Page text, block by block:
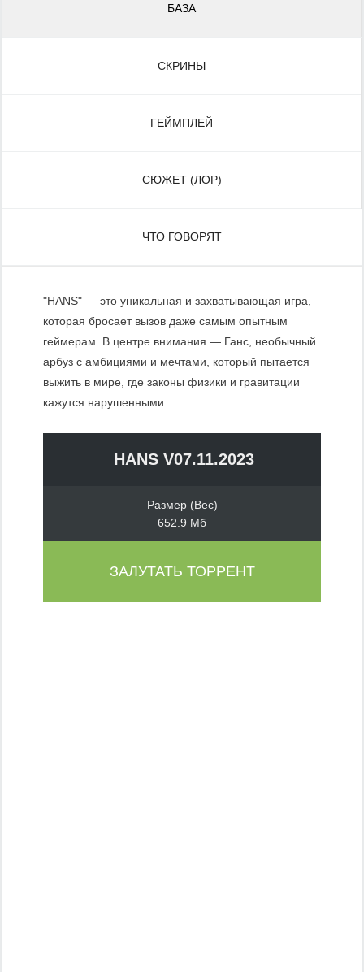
БАЗА
СКРИНЫ
ГЕЙМПЛЕЙ
СЮЖЕТ (ЛОР)
ЧТО ГОВОРЯТ
"HANS" — это уникальная и захватывающая игра,
которая бросает вызов даже самым опытным
геймерам. В центре внимания — Ганс, необычный
арбуз с амбициями и мечтами, который пытается
выжить в мире, где законы физики и гравитации
кажутся нарушенными.
HANS V07.11.2023
Размер (Вес)
652.9 Мб
ЗАЛУТАТЬ ТОРРЕНТ